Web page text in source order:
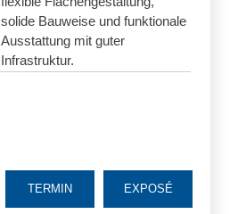
solide Bauweise und funktionale
Ausstattung mit guter
Infrastruktur.
EXPOSÉ
TERMIN